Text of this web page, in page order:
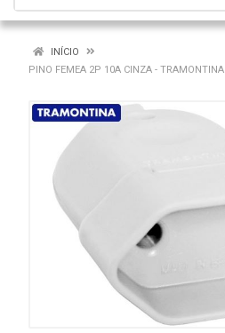
INÍCIO
PINO FEMEA 2P 10A CINZA - TRAMONTINA